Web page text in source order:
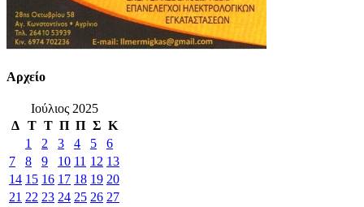
Αρχείο
Ιούλιος 2025
Δ Τ Τ Π Π Σ Κ
1
2 3 4 5
6
7
8 9 10 11 12 13
14 15 16 17 18 19 20
21 22 23 24 25 26 27